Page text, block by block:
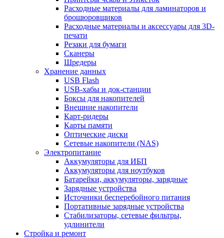
Расходные материалы для ламинаторов и
брошюровщиков
Расходные материалы и аксессуары для 3D-
печати
Резаки для бумаги
Сканеры
Шредеры
Хранение данных
USB Flash
USB-хабы и док-станции
Боксы для накопителей
Внешние накопители
Карт-ридеры
Карты памяти
Оптические диски
Сетевые накопители (NAS)
Электропитание
Аккумуляторы для ИБП
Аккумуляторы для ноутбуков
Батарейки, аккумуляторы, зарядные
Зарядные устройства
Источники бесперебойного питания
Портативные зарядные устройства
Стабилизаторы, сетевые фильтры,
удлинители
Стройка и ремонт